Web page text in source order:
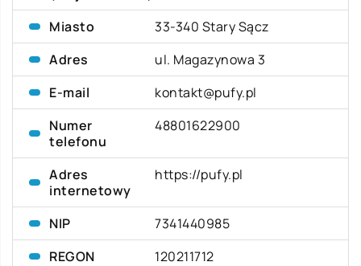
Miasto
33-340 Stary Sącz
Adres
ul. Magazynowa 3
E-mail
kontakt@pufy.pl
Numer
telefonu
48801622900
Adres
internetowy
https://pufy.pl
NIP
7341440985
REGON
120211712